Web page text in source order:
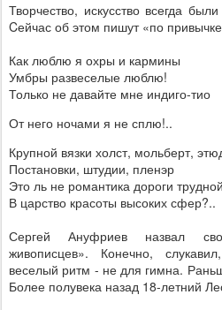
Творчество, искусство всегда
Cейчас об этом пишут «по
Как люблю я охры и кармины
Умбры развеселые люблю!
Только не давайте мне индиго-тио
От него ночами я не сплю!..
Крупной вязки холст, мольберт,
Постановки, штудии, пленэр
Это ль не романтика дороги трудной
В царство красоты высоких сфер?..
Сергей Ануфриев назвал
живописцев». Конечно,
веселый ритм - не для гимна.
Более полувека назад 18-летний